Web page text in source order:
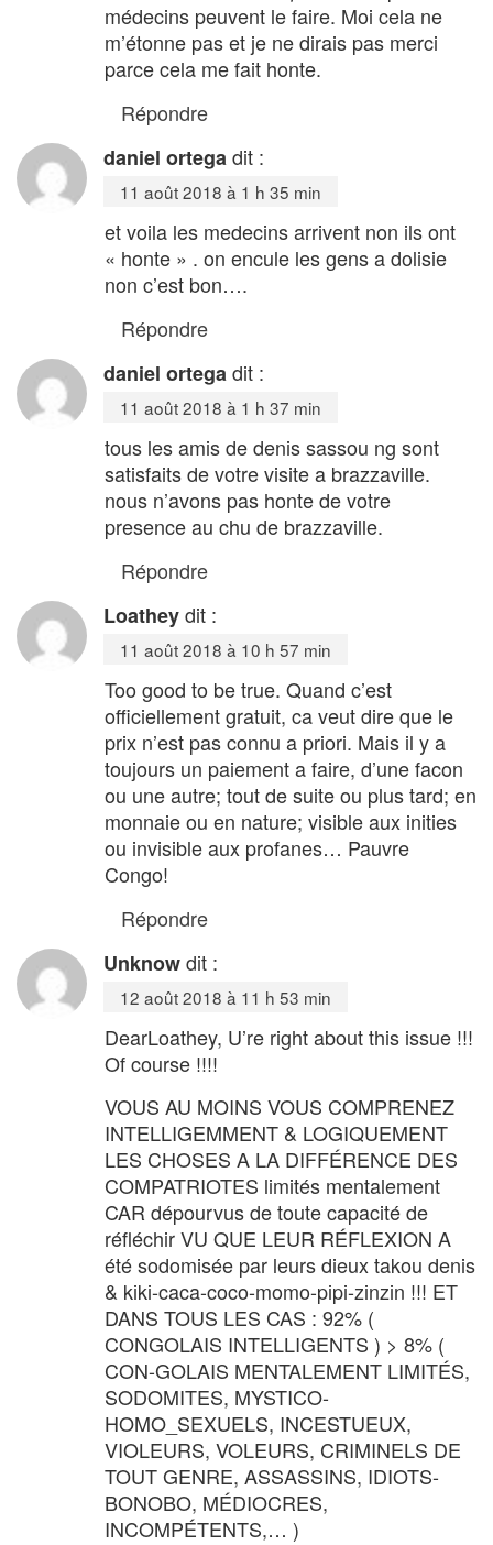
médecins peuvent le faire. Moi cela ne
m’étonne pas et je ne dirais pas merci
parce cela me fait honte.
Répondre
daniel ortegadit :
11 août 2018 à 1 h 35 min
et voila les medecins arrivent non ils ont
« honte » . on encule les gens a dolisie
non c’est bon….
Répondre
daniel ortegadit :
11 août 2018 à 1 h 37 min
tous les amis de denis sassou ng sont
satisfaits de votre visite a brazzaville.
nous n’avons pas honte de votre
presence au chu de brazzaville.
Répondre
Loatheydit :
11 août 2018 à 10 h 57 min
Too good to be true. Quand c’est
officiellement gratuit, ca veut dire que le
prix n’est pas connu a priori. Mais il y a
toujours un paiement a faire, d’une facon
ou une autre; tout de suite ou plus tard; en
monnaie ou en nature; visible aux inities
ou invisible aux profanes… Pauvre
Congo!
Répondre
Unknowdit :
12 août 2018 à 11 h 53 min
DearLoathey, U’re right about this issue !!!
Of course !!!!
VOUS AU MOINS VOUS COMPRENEZ
INTELLIGEMMENT & LOGIQUEMENT
LES CHOSES A LA DIFFÉRENCE DES
COMPATRIOTES limités mentalement
CAR dépourvus de toute capacité de
réfléchir VU QUE LEUR RÉFLEXION A
été sodomisée par leurs dieux takou denis
& kiki-caca-coco-momo-pipi-zinzin !!! ET
DANS TOUS LES CAS : 92% (
CONGOLAIS INTELLIGENTS ) > 8% (
CON-GOLAIS MENTALEMENT LIMITÉS,
SODOMITES, MYSTICO-
HOMO_SEXUELS, INCESTUEUX,
VIOLEURS, VOLEURS, CRIMINELS DE
TOUT GENRE, ASSASSINS, IDIOTS-
BONOBO, MÉDIOCRES,
INCOMPÉTENTS,… )